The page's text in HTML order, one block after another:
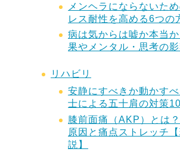
メンヘラにならないた
レス耐性を高める6つの
病は気からは嘘か本当
果やメンタル・思考の影
リハビリ
安静にすべきか動かす
士による五十肩の対策
膝前面痛（AKP）とは
原因と痛点ストレッチ
説】